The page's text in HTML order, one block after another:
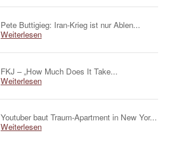
Pete Buttigieg: Iran-Krieg ist nur Ablen...
Weiterlesen
FKJ – „How Much Does It Take...
Weiterlesen
Youtuber baut Traum-Apartment in New Yor...
Weiterlesen